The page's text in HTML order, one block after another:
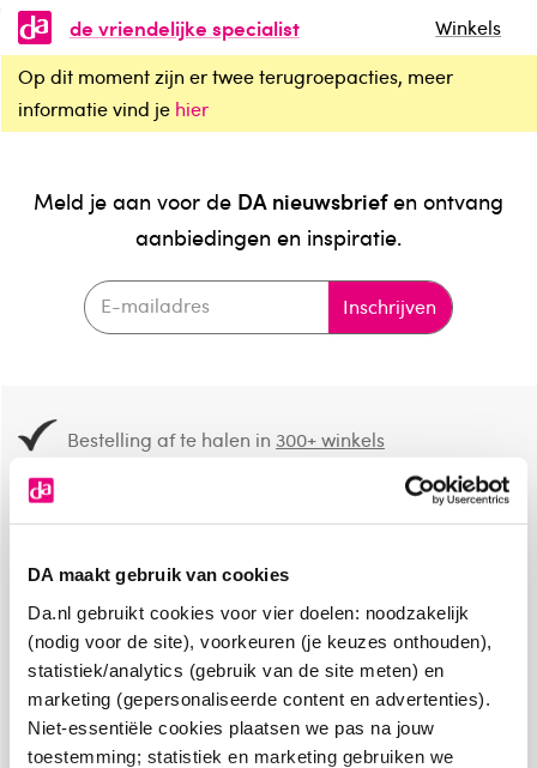
DA maakt gebruik van cookies
Da.nl gebruikt cookies voor vier doelen: noodzakelijk
(nodig voor de site), voorkeuren (je keuzes onthouden),
statistiek/analytics (gebruik van de site meten) en
marketing (gepersonaliseerde content en advertenties).
Niet-essentiële cookies plaatsen we pas na jouw
toestemming; statistiek en marketing gebruiken we
de vriendelijke specialist
Winkels
Op dit moment zijn er twee terugroepacties, meer
informatie vind je hier
Meld je aan voor de DA nieuwsbriefen ontvang
aanbiedingen en inspiratie.
Inschrijven
Bestelling af te halen in300+ winkels
8.6 uit4.106 reviews
Over DA
Klantenservice
Assortiment